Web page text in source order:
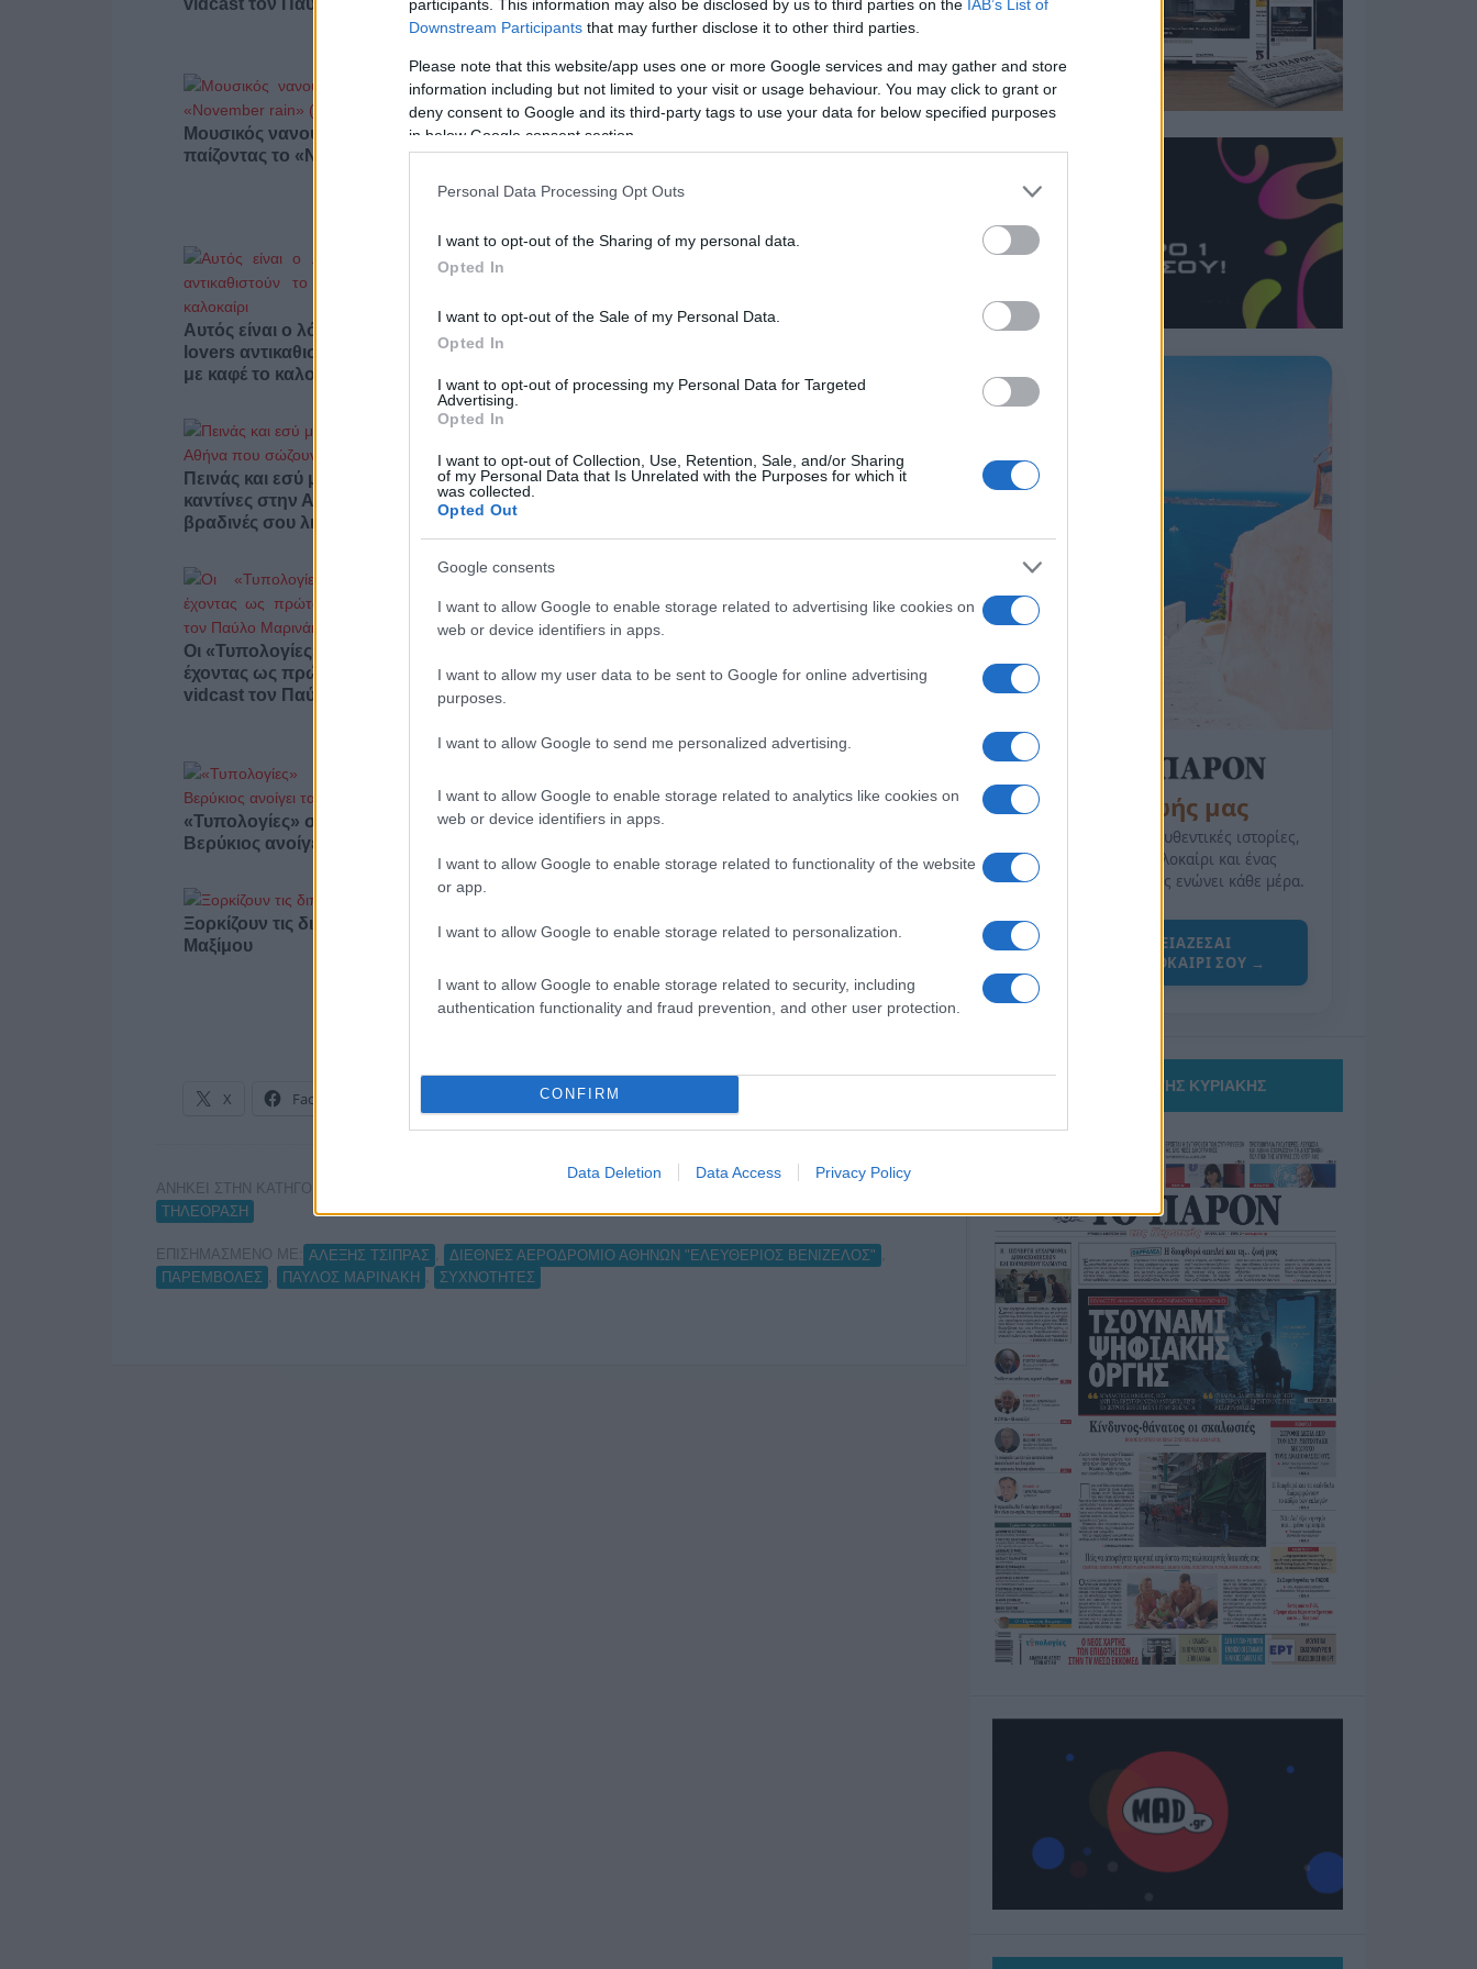
participants. This information may also be disclosed by us to third parties on the IAB’s List of
Downstream Participants that may further disclose it to other third parties.
Please note that this website/app uses one or more Google services and may gather and store
information including but not limited to your visit or usage behaviour. You may click to grant or
deny consent to Google and its third-party tags to use your data for below specified purposes
in below Google consent section.
Personal Data Processing Opt Outs
I want to opt-out of the Sharing of my personal data.
Opted In
I want to opt-out of the Sale of my Personal Data.
Opted In
I want to opt-out of processing my Personal Data for Targeted
Advertising.
Opted In
I want to opt-out of Collection, Use, Retention, Sale, and/or Sharing
of my Personal Data that Is Unrelated with the Purposes for which it
was collected.
Opted Out
Google consents
I want to allow Google to enable storage related to advertising like cookies on
web or device identifiers in apps.
I want to allow my user data to be sent to Google for online advertising
purposes.
I want to allow Google to send me personalized advertising.
I want to allow Google to enable storage related to analytics like cookies on
web or device identifiers in apps.
I want to allow Google to enable storage related to functionality of the website
or app.
I want to allow Google to enable storage related to personalization.
I want to allow Google to enable storage related to security, including
authentication functionality and fraud prevention, and other user protection.
CONFIRM
Data Deletion Data Access Privacy Policy
vidcast τον Παύλο Μαρινάκη
media: Σαρώνει η επίσκεψη Μητσοτάκη
στην Εύβοια
Μουσικός νανουρίζει λιοντάρια
παίζοντας το «November rain» (βίντεο)
Χωνάκι ή κυπελλάκι; Σε αυτά τα 5
είναι…και τα δύο!
Αυτός είναι ο λόγος που οι beauty
lovers αντικαθιστούν το μαύρο μολύβι
με καφέ το καλοκαίρι
βλέπεις σε κάθε παραλία φέτος!
Πεινάς και εσύ μετά το ξενύχτι; 5
καντίνες στην Αθήνα που σώζουν τις
βραδινές σου λιγούρες
Πώς να ξεφλουδίζεις εύκολα το σκόρδο
Οι «Τυπολογίες» περνούν στην εικόνα,
έχοντας ως πρώτο καλεσμένο στο νέο
vidcast τον Παύλο Μαρινάκη
Πόλεμοι και ένα… Τσουνάμι Αλλαγών: Η
«Τυπολογίες» στο YouTube: Ο Δήμος
Βερύκιος ανοίγει τα χαρτιά του – Vidcast
ΤΣΟΥΝΑΜΙ ψηφιακής οργής…
Ξορκίζουν τις διπλές εκλογές στο
Μαξίμου
Κανονικός Αύγουστος με δυνατούς
βοριάδες και σταδιακή άνοδο της
X Facebook
ΑΝΗΚΕΙ ΣΤΗΝ ΚΑΤΗΓΟΡΙΑ:
ΤΗΛΕΟΡΑΣΗ
ΕΠΙΣΗΜΑΣΜΕΝΟ ΜΕ: ΑΛΕΞΗΣ ΤΣΙΠΡΑΣ ΔΙΕΘΝΕΣ ΑΕΡΟΔΡΟΜΙΟ ΑΘΗΝΩΝ "ΕΛΕΥΘΕΡΙΟΣ ΒΕΝΙΖΕΛΟΣ"
ΠΑΡΕΜΒΟΛΕΣ
ΠΑΥΛΟΣ ΜΑΡΙΝΑΚΗ ΣΥΧΝΟΤΗΤΕΣ
Η ΣΤΗΛΗ ΜΑΣ
της Ζωής μας
Οι άνθρωποι, οι αυθεντικές ιστορίες,
το ελληνικό καλοκαίρι και ένας
πολιτισμός που μας ενώνει κάθε μέρα.
ΟΣΑ ΧΡΕΙΑΖΕΣΑΙ
ΓΙΑ ΤΟ ΚΑΛΟΚΑΙΡΙ ΣΟΥ →
ΤΟ ΠΑΡΟΝ ΤΗΣ ΚΥΡΙΑΚΗΣ